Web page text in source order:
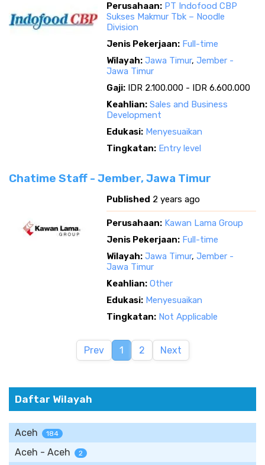
Perusahaan: PT Indofood CBP
Sukses Makmur Tbk – Noodle
Division
Jenis Pekerjaan: Full-time
Wilayah: Jawa Timur, Jember -
Jawa Timur
Gaji: IDR 2.100.000 - IDR 6.600.000
Keahlian: Sales and Business
Development
Edukasi: Menyesuaikan
Tingkatan: Entry level
Chatime Staff - Jember, Jawa Timur
Published 2 years ago
Perusahaan: Kawan Lama Group
Jenis Pekerjaan: Full-time
Wilayah: Jawa Timur, Jember -
Jawa Timur
Keahlian: Other
Edukasi: Menyesuaikan
Tingkatan: Not Applicable
Prev 1 2 Next
Daftar Wilayah
Aceh 184
Aceh - Aceh 2